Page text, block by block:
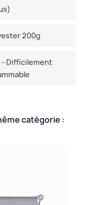
200g
- Difficilement
catégorie :